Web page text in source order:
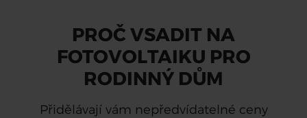
PROČ VSADIT NA
FOTOVOLTAIKU PRO
RODINNÝ DŮM
Přidělávají vám nepředvídatelné ceny